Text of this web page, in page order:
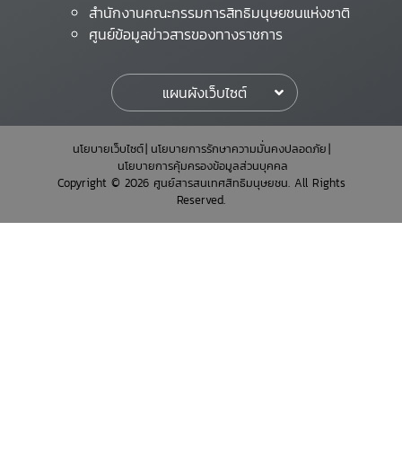
สำนักงานคณะกรรมการสิทธิมนุษยชนแห่งชาติ
ศูนย์ข้อมูลข่าวสารของทางราชการ
แผนผังเว็บไซต์
นโยบายเว็บไซต์ นโยบายการรักษาความมั่นคงปลอดภัย
นโยบายการคุ้มครองข้อมูลส่วนบุคคล
Copyright © 2026 ศูนย์สารสนเทศสิทธิมนุษยชน. All Rights
Reserved.